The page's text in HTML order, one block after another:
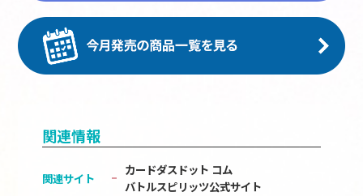
関連情報
関連サイト
カードダスドット コム
バトルスピリッツ公式サイト